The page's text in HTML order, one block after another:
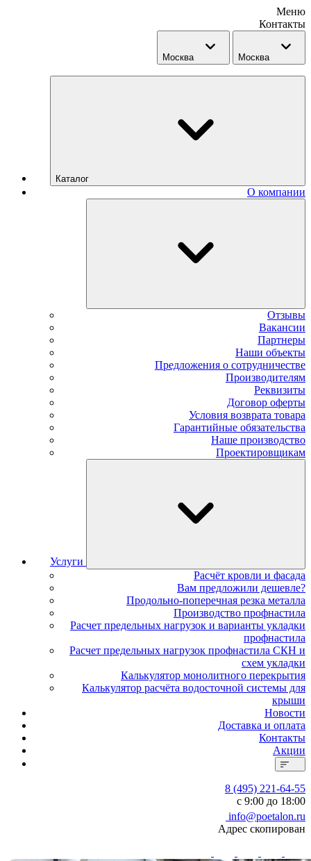
Меню
Контакты
Москва Москва
Каталог
О компании
Отзывы
Вакансии
Партнеры
Наши объекты
Предложения о сотрудничестве
Производителям
Реквизиты
Договор оферты
Условия возврата товара
Гарантийные обязательства
Наше производство
Проектировщикам
Услуги
Расчёт кровли и фасада
Вам предложили дешевле?
Продольно-поперечная резка металла
Производство профнастила
Расчет предельных нагрузок и варианты укладки
профнастила
Расчет предельных нагрузок профнастила СКН и
схем укладки
Калькулятор монолитного перекрытия
Калькулятор расчёта водосточной системы для
крыши
Новости
Доставка и оплата
Контакты
Акции
8 (495) 221-64-55
с 9:00 до 18:00
info@poetalon.ru
Адрес скопирован